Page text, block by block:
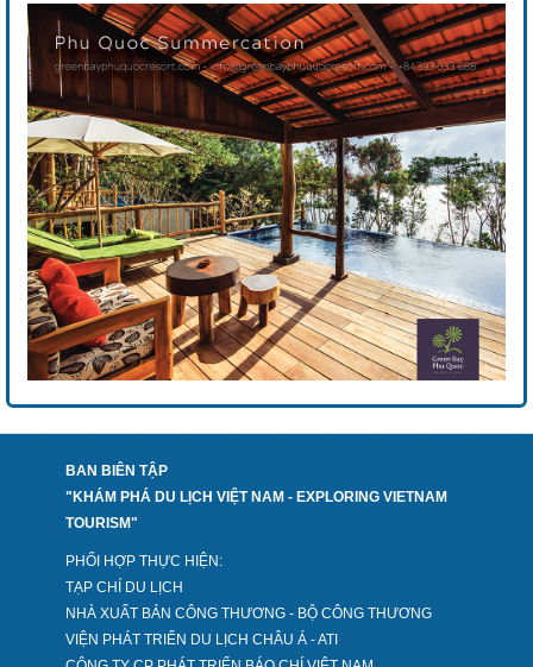
BAN BIÊN TẬP
"KHÁM PHÁ DU LỊCH VIỆT NAM - EXPLORING VIETNAM
TOURISM"
PHỐI HỢP THỰC HIỆN:
TẠP CHÍ DU LỊCH
NHÀ XUẤT BẢN CÔNG THƯƠNG - BỘ CÔNG THƯƠNG
VIỆN PHÁT TRIỂN DU LỊCH CHÂU Á - ATI